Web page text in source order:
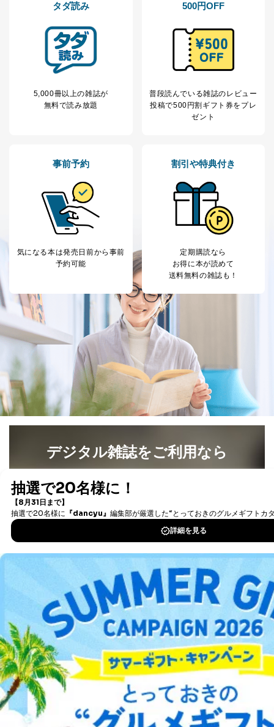
当社の定期購読サ
ービス等をご利用
の方の個人情報
購入商品の配送のため
ｅメール等による商品、サービ
ス、キャンペーン等の広告の案内
個人が特定できない形で取得した
析して、趣味・嗜好に
応じた新商品・サービスに関する
当社カスタマーQ＆
Aサービス利用者
カスタマーQ＆Aサイトの投稿内容
ｅメール等によるカスタマーQ＆A
サイトのサービス内容のご案内の
ｅメール等による商品、サービ
ス、キャンペーン等の広告に関す
採用応募者の方の
個人情報
採用選考、ご連絡のため
人事、総務などの雇用管理等のた
め
6
パートナー（提携
企業）からの委託
により当社の
定期購読サービス
等をご利用の方の
個人情報
購入商品配送のため
提携企業及びお客様がご購入され
た商品の発売元企業からのｅメー
ル等による商品、
サービス、キャンペーン等の広告
に関するご案内のため
7
SNS公式アカウン
トに登録された方
の個人情報
当社のサービス利用状況の把握お
よびその分析のため
お問い合わせ対応、トラブル対
処、オペレーター教育など応対品
ー等にて公表する利用目的達成の
ため
ータ（開示対象個人情報）の利用目的であり、下記4.の
開示等のご請求に対応させていただきます。
なお、6、7については、パートナー（提携企業）様又は
各SNS運営会社様にご請求いただきますようお願い致し
３．個人情報の第三者提供について
当社は、取得した個人情報を適切に管理し､あらかじめ
本人の同意を得ることなく第三者に提供することはあり
ません。ただし、次の場合は除きます。
法令に基づく場合
人の生命､身体または財産の保護のために必要がある
場合であって、本人の同意を得ることが困難であると
き。
公衆衛生の向上または児童の健全な育成の推進のため
に特に必要がある場合であって、本人の同意を得るこ
とが困難である場合。
国の機関もしくは地方公共団体またはその委託を受け
た者が法令の定める事務を遂行することに対して協力
する必要がある場合であって、本人の同意を得ること
タダ読み
5,000冊以上の雑誌が
無料で読み放題
500円OFF
普段読んでいる雑誌のレビュー
投稿で500円割ギフト券をプレ
ゼント
事前予約
気になる本は発売日前から事前
予約可能
割引や特典付き
定期購読なら
お得に本が読めて
送料無料の雑誌も！
デジタル雑誌をご利用なら
書籍）が無料で読み放題！
DOWNLOAD FOR IOS
DOWNLOAD FOR ANDROID
ご利用方法はこちら
総合案内
アフィリエイト 採用情報
プレスリリース お問い合わせ